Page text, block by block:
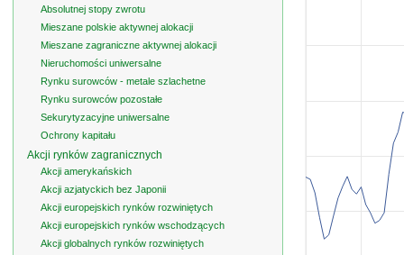
Absolutnej stopy zwrotu
Mieszane polskie aktywnej alokacji
Mieszane zagraniczne aktywnej alokacji
Nieruchomości uniwersalne
Rynku surowców - metale szlachetne
Rynku surowców pozostałe
Sekurytyzacyjne uniwersalne
Ochrony kapitału
Akcji rynków zagranicznych
Akcji amerykańskich
Akcji azjatyckich bez Japonii
Akcji europejskich rynków rozwiniętych
Akcji europejskich rynków wschodzących
Akcji globalnych rynków rozwiniętych